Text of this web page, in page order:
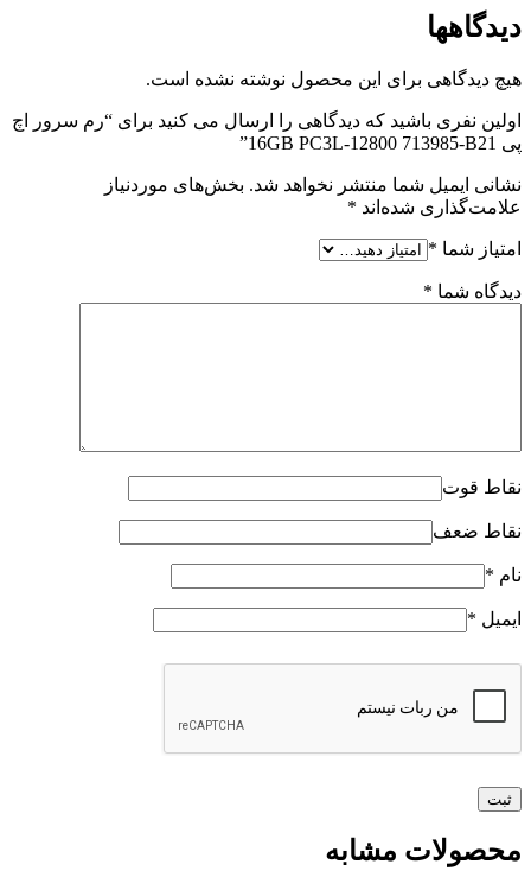
دیدگاهها
هیچ دیدگاهی برای این محصول نوشته نشده است.
اولین نفری باشید که دیدگاهی را ارسال می کنید برای “رم سرور اچ
پی 16GB PC3L-12800 713985-B21”
نشانی ایمیل شما منتشر نخواهد شد. بخش‌های موردنیاز
علامت‌گذاری شده‌اند *
امتیاز شما *
دیدگاه شما *
نقاط قوت
نقاط ضعف
نام *
ایمیل *
محصولات مشابه